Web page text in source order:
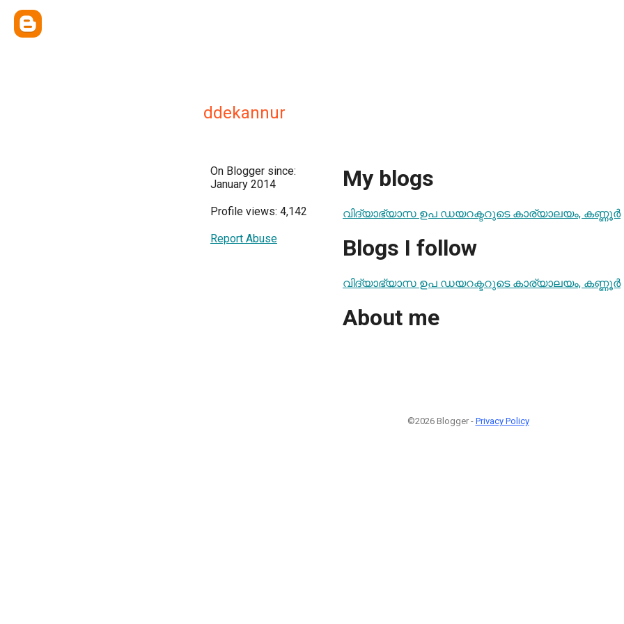
ddekannur
On Blogger since:
January 2014
Profile views: 4,142
Report Abuse
My blogs
വിദ്യാഭ്യാസ ഉപ ഡയറക്ടറുടെ കാര്യാലയം, കണ്ണൂര്‍
Blogs I follow
വിദ്യാഭ്യാസ ഉപ ഡയറക്ടറുടെ കാര്യാലയം, കണ്ണൂര്‍
About me
©2026 Blogger - Privacy Policy